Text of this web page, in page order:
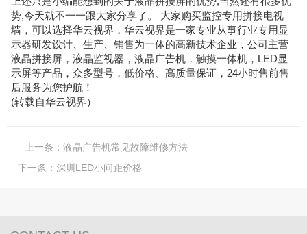
势,今天就不一一跟大家分享了。 大家购买监控专用拼接电视
墙，可以选择华云视界，华云视界是一家专业从事行业专用显
示器研发设计、生产、销售为一体的高新技术企业，公司主营
液晶拼接屏，液晶监视器，液晶广告机，触摸一体机，LED显
示屏等产品，众多型号，低价格、高质量保证，24小时售前售
后服务为您护航！
(转载自华云视界）
上一条： 液晶广告机常见故障维修方法
下一条： 深圳LED小间距价格